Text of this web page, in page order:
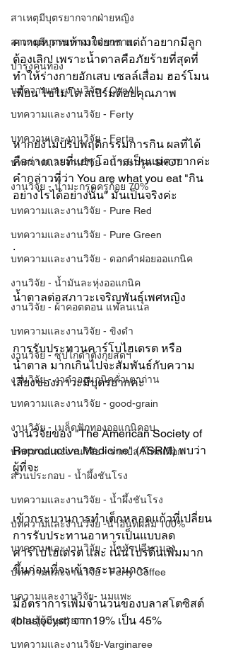
สาเหตุมีบุตรยากจากฝ่ายหญิง
สาเหตุมีบุตรยากจากฝ่ายชาย
บำรุงคนท้อง
บทความและงานวิจัย - OvaAll
บทความและงานวิจัย - Ferty
บทความและงานวิจัย - Ferta
บทความและงานวิจัย - น้ำมะกรูด SHOT
งานวิจัย - น้ำมะกรูดครูก้อย 70%
บทความและงานวิจัย - Pure Red
บทความและงานวิจัย - Pure Green
บทความและงานวิจัย - ดอกคำฝอยออแกนิค
งานวิจัย - น้ำมันละหุ่งออแกนิค
งานวิจัย - ผ้าคอตตอน แฟลนเนล
บทความและงานวิจัย - ขิงดำ
งานวิจัย - ซุปไก่ดำตังกุยสดฯ
งานวิจัย - งาดำออแกนิคคั่วเตาถ่าน
บทความและงานวิจัย - good-grain
งานวิจัย - เมล็ดฟักทองออแกนิคอบ
บทความและงานวิจัย - รากปลาไหลเผือก
ส่วนประกอบ - น้ำผึ้งชันโรง
บทความและงานวิจัย - น้ำผึ้งชันโรง
บทความและงานวิจัย -น้ำอินทผลัม 100%
บทความและงานวิจัย - น้ำหัวปลีมามอง
บทความและงานวิจัย - Ferty Coffee
บความและงานวิจัย- นมแพะ
ความรู้ผู้มีบุตรยาก
บทความและงานวิจัย-Varginaree
ความหวานห้ามใจยาก แต่ถ้าอยากมีลูก
ต้องเลิก! เพราะน้ำตาลคือภัยร้ายที่สุดที่
ทำให้ร่างกายอักเสบ เซลล์เสื่อม ฮอร์โมน
เพี้ยน ไข่ไม่โต สเปิร์มด้อยคุณภาพ
หากยังไม่ปรับพฤติกรรมการกิน ผลที่ได้
คือร่างกายที่แย่ๆ โอกาสเป็นแม่คงยากค่ะ
คำกล่าวที่ว่า You are what you eat "กิน
อย่างไรได้อย่างนั้น" มันเป็นจริงค่ะ
.
น้ำตาลต่อสภาวะเจริญพันธุ์เพศหญิง
การรับประทานคาร์โบไฮเดรต หรือ
น้ำตาล มากเกินไปจะสัมพันธ์กับความ
เสี่ยงของภาวะมีบุตรยากค่ะ
งานวิจัยของ "The American Society of
Reproductive Medicine" (ASRM) พบว่า
ผู้ที่จะ
เข้ากระบวนการทำเด็กหลอดแก้วที่เปลี่ยน
การรับประทานอาหารเป็นแบบลด
คาร์โบไฮเดรต และ เน้นโปรตีนเพิ่มมาก
ขึ้นก่อนที่จะเข้ากระบวนการ
มีอัตราการเพิ่มจำนวนของบลาสโตซิสต์
(blastocyst) จาก19% เป็น 45%